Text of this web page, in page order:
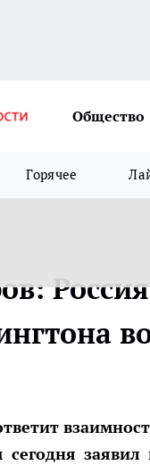
Общество
Горячее
заявил